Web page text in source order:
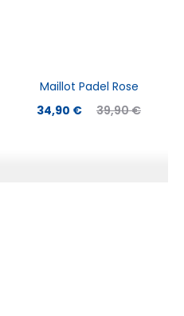
Maillot Padel Rose
39,90€
34,90 €